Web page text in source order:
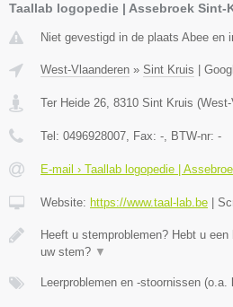
Taallab logopedie | Assebroek Sint-
Niet gevestigd in de plaats Abee en
West-Vlaanderen » Sint Kruis
Ter Heide 26, 8310 Sint Kruis (
Tel: 0496928007, Fax: -, BTW-nr: -
E-mail › Taallab logopedie |
Website: https://www.taal-lab.be
Heeft u stemproblemen? Hebt u
uw stem? ▼
Leerproblemen en -stoornissen